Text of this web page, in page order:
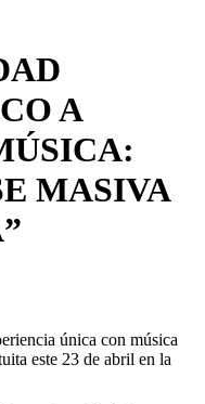
A
MASIVA
única con música
este 23 de abril en la